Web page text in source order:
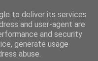
to deliver its services
and user-agent are
and security
generate usage
abuse.